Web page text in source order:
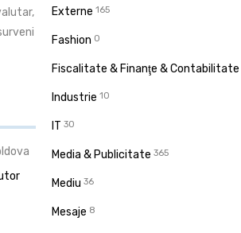
Externe 165
Fashion 0
Fiscalitate & Finanţe & Contabilitate
Industrie 10
IT 30
Media & Publicitate 365
Mediu 36
Mesaje 8